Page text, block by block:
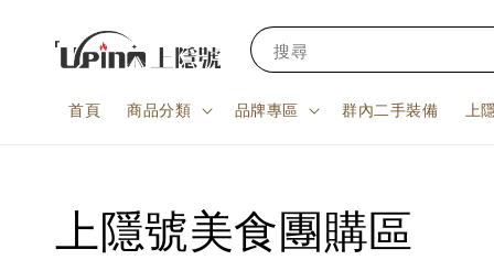
搜尋
首頁 商品分類 品牌專區 群內二手裝備 上
上隱號美食團購區